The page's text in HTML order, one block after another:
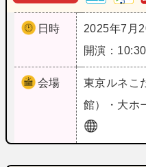
日時
2025年7月
開演：10:30
会場 東京ルネこ
館）・大ホ